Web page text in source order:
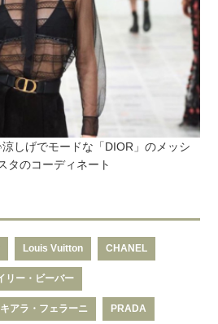
しげでモードな「DIOR」のメッシ
タのコーディネート
Louis Vuitton CHANEL
リー・ビーバー
キアラ・フェラーニ PRADA